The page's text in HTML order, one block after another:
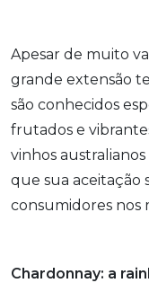
Apesar de muito
grande extensão
são conhecidos
frutados e
vinhos
que sua aceitação
consumidores nos
Chardonnay: a